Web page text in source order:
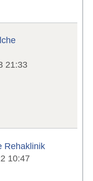
21:33
Rehaklinik
10:47